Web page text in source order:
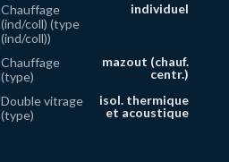
Chauffage
(ind/coll) (type
(ind/coll))
individuel
Chauffage
(type)
mazout (chauf.
centr.)
Double vitrage
(type)
isol. thermique
et acoustique